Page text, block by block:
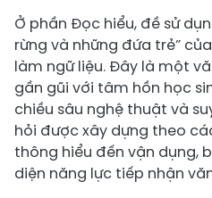
Ở phần Đọc hiểu, đề sử
rừng và những đứa trẻ”
làm ngữ liệu. Đây là một
gần gũi với tâm hồn học
chiều sâu nghệ thuật và
hỏi được xây dựng theo
thông hiểu đến vận dụng,
diện năng lực tiếp nhận